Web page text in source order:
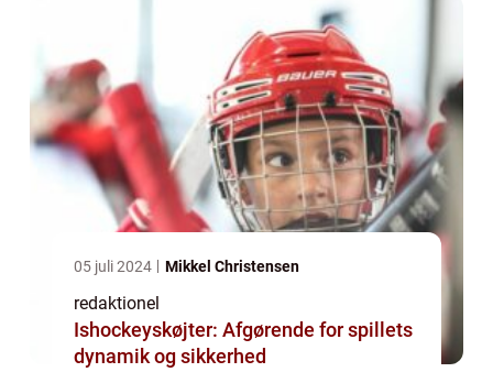
05 juli 2024 Mikkel Christensen
redaktionel
Ishockeyskøjter: Afgørende for spillets
dynamik og sikkerhed